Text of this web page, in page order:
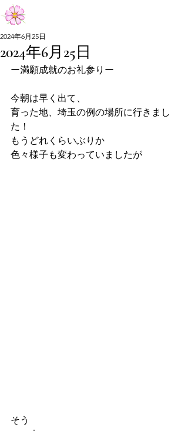
Aiko Matsumoto Official Site
2024年6月25日
2024年6月25日
ー満願成就のお礼参りー
今朝は早く出て、
育った地、埼玉の例の場所に行きまし
た！
もうどれくらいぶりか
色々様子も変わっていましたが
そう